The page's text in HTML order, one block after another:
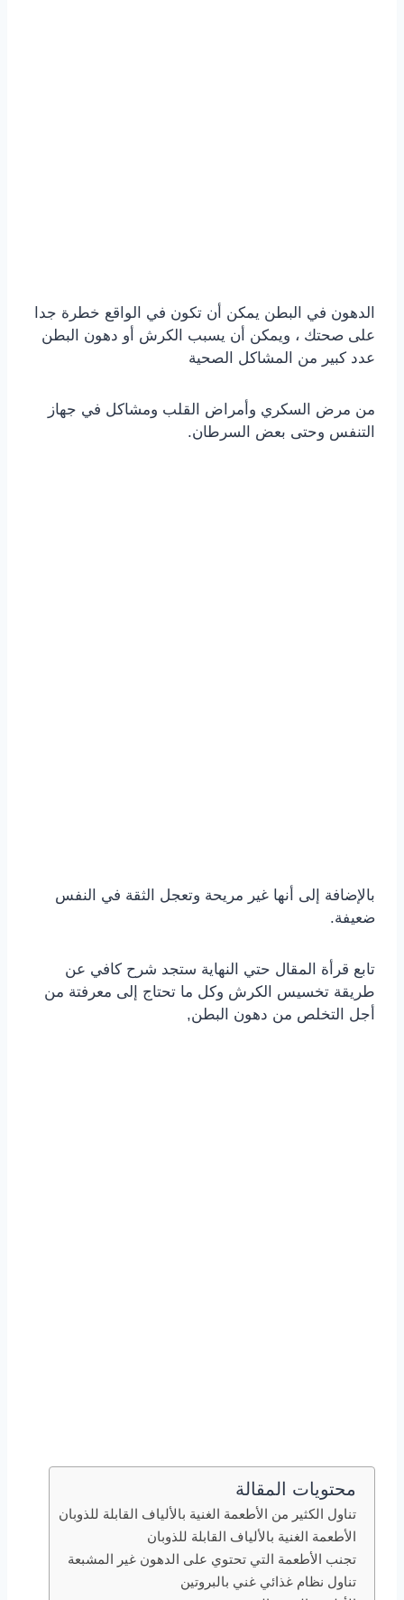
الدهون في البطن يمكن أن تكون في الواقع خطرة جدا
على صحتك ، ويمكن أن يسبب الكرش أو دهون البطن
عدد كبير من المشاكل الصحية
من مرض السكري وأمراض القلب ومشاكل في جهاز
التنفس وحتى بعض السرطان.
بالإضافة إلى أنها غير مريحة وتعجل الثقة في النفس
ضعيفة.
تابع قرأة المقال حتي النهاية ستجد شرح كافي عن
طريقة تخسيس الكرش وكل ما تحتاج إلى معرفتة من
أجل التخلص من دهون البطن,
محتويات المقالة
تناول الكثير من الأطعمة الغنية بالألياف القابلة للذوبان
الأطعمة الغنية بالألياف القابلة للذوبان
تجنب الأطعمة التي تحتوي على الدهون غير المشبعة
تناول نظام غذائي غني بالبروتين